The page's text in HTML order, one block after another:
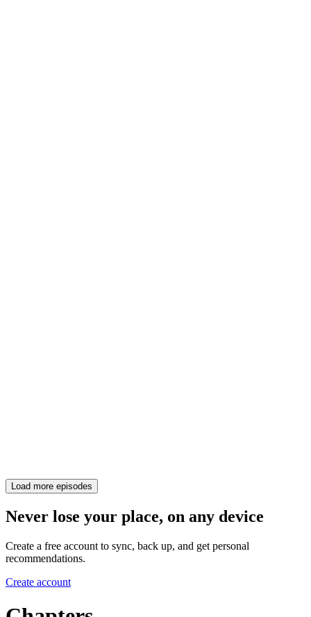
Load more episodes
Never lose your place, on any device
Create a free account to sync, back up, and get personal
recommendations.
Create account